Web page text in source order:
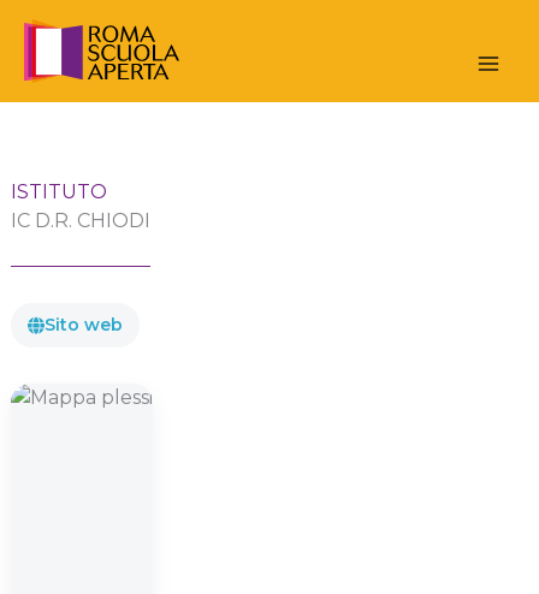
contenuto
ISTITUTO
IC D.R. CHIODI
Sito web